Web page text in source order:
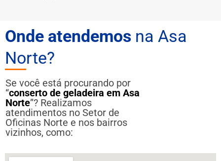
Onde atendemos na Asa
Norte?
Se você está procurando por
“conserto de geladeira em Asa
Norte”? Realizamos
atendimentos no Setor de
Oficinas Norte e nos bairros
vizinhos, como: